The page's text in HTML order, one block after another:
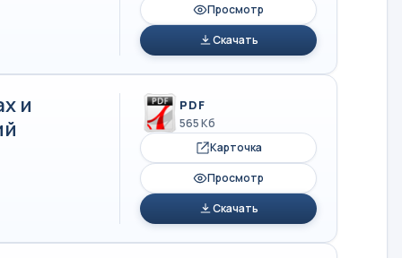
Просмотр
Скачать
и
PDF
565 Кб
Карточка
Просмотр
Скачать